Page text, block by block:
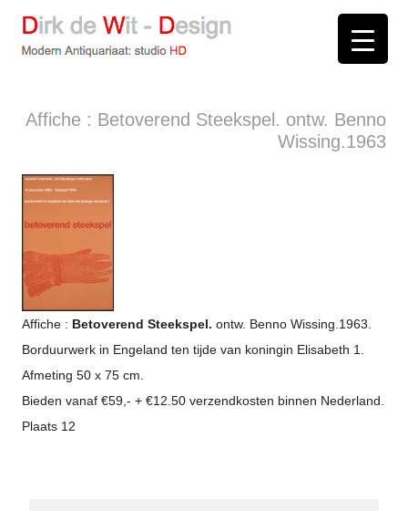
Dirk de Wit - Design
Modern Antiquariaat: studio HD
Affiche : Betoverend Steekspel. ontw. Benno
Wissing.1963
Affiche : Betoverend Steekspel. ontw. Benno Wissing.1963.
Borduurwerk in Engeland ten tijde van koningin Elisabeth 1.
Afmeting 50 x 75 cm.
Bieden vanaf €59,- + €12.50 verzendkosten binnen Nederland.
Plaats 12